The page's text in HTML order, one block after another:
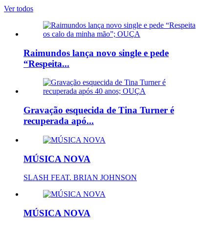
Ver todos
Raimundos lança novo single e pede
“Respeita...
Gravação esquecida de Tina Turner é
recuperada apó...
MÚSICA NOVA
SLASH FEAT. BRIAN JOHNSON
MÚSICA NOVA